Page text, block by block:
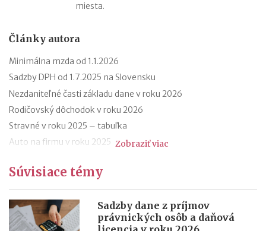
miesta.
Články autora
Minimálna mzda od 1.1.2026
Sadzby DPH od 1.7.2025 na Slovensku
Nezdaniteľné časti základu dane v roku 2026
Rodičovský dôchodok v roku 2026
Stravné v roku 2025 – tabuľka
Auto na firmu v roku 2025
Obmedzenie odpočtu DPH pri kúpe osobného auta
E-faktúra od roku 2027
Hranica príjmov pre (ne)platenie odvodov do Sociálnej
poisťovne za rok 2025 v roku 2026
Zobraziť viac
Súvisiace témy
Sadzby dane z príjmov
právnických osôb a daňová